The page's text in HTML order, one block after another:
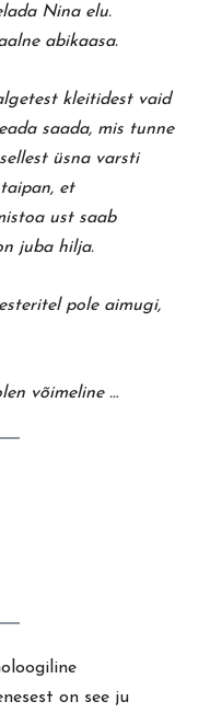
Nina elu.
abikaasa.
kleitidest vaid
saada, mis tunne
üsna varsti
et
ust saab
juba hilja.
pole aimugi,
võimeline …
on see ju